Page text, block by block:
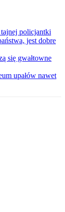
policjantki
jest dobre
się gwałtowne
upałów nawet